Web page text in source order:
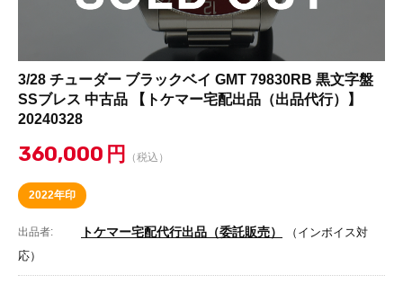
3/28 チューダー ブラックベイ GMT 79830RB 黒文字盤
SSブレス 中古品 【トケマー宅配出品（出品代行）】
20240328
360,000 円 （税込）
2022年印
出品者: トケマー宅配代行出品（委託販売）
（インボイス対
応）